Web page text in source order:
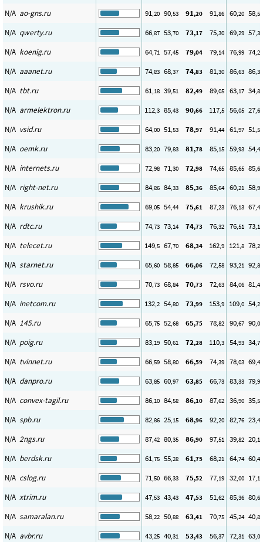
N/A ao-gns.ru 91,20 90,53 91,20 91,86 60,20 58,52
N/A qwerty.ru 66,87 53,70 73,17 75,30 69,29 57,36
N/A koenig.ru 64,71 57,45 79,04 79,14 76,99 74,26
N/A aaanet.ru 74,83 68,37 74,83 81,30 86,63 86,38
N/A tbt.ru 61,18 39,51 82,49 89,05 63,17 34,81
N/A armelektron.ru 112,3 85,43 90,66 117,5 56,05 27,68
N/A vsid.ru 64,00 51,53 78,97 91,44 61,97 51,52
N/A oemk.ru 83,20 79,83 81,78 85,15 59,93 54,41
N/A internets.ru 72,98 71,30 72,98 74,65 85,65 85,65
N/A right-net.ru 84,86 84,33 85,36 85,64 60,21 58,93
N/A krushik.ru 69,05 54,44 75,61 87,23 76,13 67,43
N/A rdtc.ru 74,73 73,14 74,73 76,32 76,51 73,15
N/A telecet.ru 149,5 67,70 68,34 162,9 121,8 78,29
N/A starnet.ru 65,60 58,85 66,06 72,58 93,21 92,80
N/A rsvo.ru 70,73 68,84 70,73 72,63 84,06 81,44
N/A inetcom.ru 132,2 54,80 73,99 153,9 109,0 54,22
N/A 145.ru 65,75 52,68 65,75 78,82 90,67 90,06
N/A poig.ru 83,19 50,61 72,28 110,3 54,93 34,79
N/A tvinnet.ru 66,59 58,80 66,59 74,39 78,03 69,47
N/A danpro.ru 63,85 60,97 63,85 66,73 83,33 79,93
N/A convex-tagil.ru 86,10 84,58 86,10 87,62 36,90 35,52
N/A spb.ru 82,86 25,15 68,96 92,20 82,76 23,45
N/A 2ngs.ru 87,42 80,35 86,90 97,51 39,82 20,11
N/A berdsk.ru 61,75 55,28 61,75 68,21 64,74 60,41
N/A cslog.ru 71,50 66,33 75,52 77,19 32,00 17,17
N/A xtrim.ru 47,53 43,43 47,53 51,62 85,36 80,67
N/A samaralan.ru 58,22 50,88 63,41 70,75 45,24 40,88
N/A avbr.ru 43,25 40,31 53,43 56,37 72,31 63,02